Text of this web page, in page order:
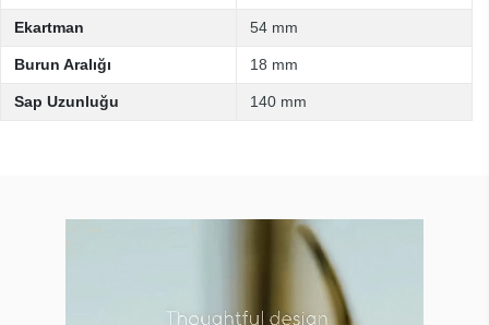
Ekartman 54 mm
Burun Aralığı 18 mm
Sap Uzunluğu 140 mm